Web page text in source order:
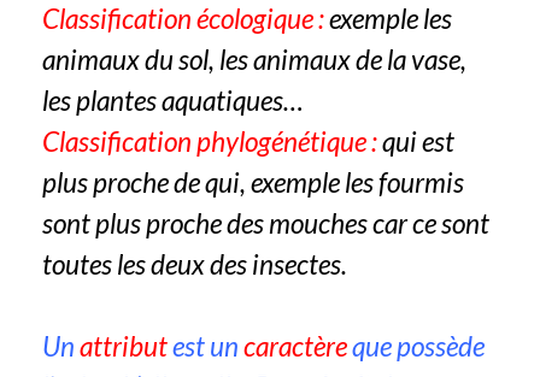
Classification écologique :exemple les
animaux du sol, les animaux de la vase,
les plantes aquatiques…
Classification phylogénétique :qui est
plus proche de qui, exemple les fourmis
sont plus proche des mouches car ce sont
toutes les deux des insectes.
Unattributest uncaractèreque possède